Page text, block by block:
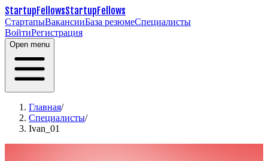
StartupFellowsStartupFellows
СтартапыВакансииБаза резюмеСпециалисты
ВойтиРегистрация
Open menu
Главная/
Специалисты/
Ivan_01